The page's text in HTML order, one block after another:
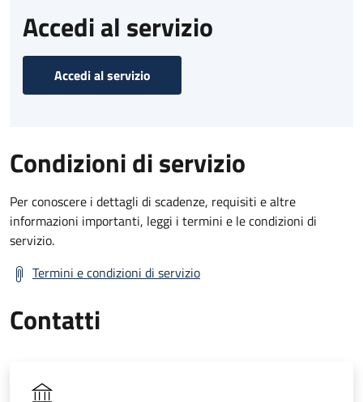
Accedi al servizio
Accedi al servizio
Condizioni di servizio
Per conoscere i dettagli di scadenze, requisiti e altre
informazioni importanti, leggi i termini e le condizioni di
servizio.
Termini e condizioni di servizio
Contatti